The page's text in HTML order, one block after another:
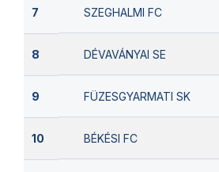
7 SZEGHALMI FC
8 DÉVAVÁNYAI SE
9 FÜZESGYARMATI SK
10 BÉKÉSI FC